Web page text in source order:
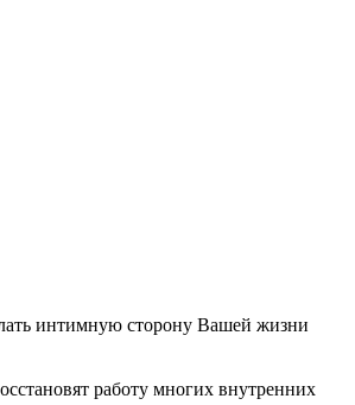
интимную сторону Вашей жизни
работу многих внутренних